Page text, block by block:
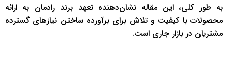
به طور کلی، این مقاله نشان‌دهنده تعهد برند رادمان به ارائه
محصولات با کیفیت و تلاش برای برآورده ساختن نیازهای گسترده
مشتریان در بازار جاری است.